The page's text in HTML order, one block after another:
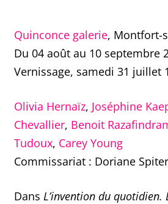
Quinconce galerie, Montfort-
Du 04 août au 10 septembre
Vernissage, samedi 31 juillet
Olivia Hernaïz, Joséphine
Chevallier, Benoit
Tudoux, Carey Young
Commissariat : Doriane
DansL’invention du quotidien.